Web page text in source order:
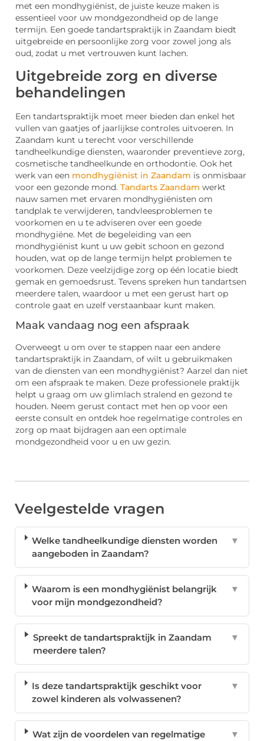
met een mondhygiënist, de juiste keuze maken is
essentieel voor uw mondgezondheid op de lange
termijn. Een goede tandartspraktijk in Zaandam biedt
uitgebreide en persoonlijke zorg voor zowel jong als
oud, zodat u met vertrouwen kunt lachen.
Uitgebreide zorg en diverse
behandelingen
Een tandartspraktijk moet meer bieden dan enkel het
vullen van gaatjes of jaarlijkse controles uitvoeren. In
Zaandam kunt u terecht voor verschillende
tandheelkundige diensten, waaronder preventieve zorg,
cosmetische tandheelkunde en orthodontie. Ook het
werk van een mondhygiënist in Zaandam is onmisbaar
voor een gezonde mond. Tandarts Zaandam werkt
nauw samen met ervaren mondhygiënisten om
tandplak te verwijderen, tandvleesproblemen te
voorkomen en u te adviseren over een goede
mondhygiëne. Met de begeleiding van een
mondhygiënist kunt u uw gebit schoon en gezond
houden, wat op de lange termijn helpt problemen te
voorkomen. Deze veelzijdige zorg op één locatie biedt
gemak en gemoedsrust. Tevens spreken hun tandartsen
meerdere talen, waardoor u met een gerust hart op
controle gaat en uzelf verstaanbaar kunt maken.
Maak vandaag nog een afspraak
Overweegt u om over te stappen naar een andere
tandartspraktijk in Zaandam, of wilt u gebruikmaken
van de diensten van een mondhygiënist? Aarzel dan niet
om een afspraak te maken. Deze professionele praktijk
helpt u graag om uw glimlach stralend en gezond te
houden. Neem gerust contact met hen op voor een
eerste consult en ontdek hoe regelmatige controles en
zorg op maat bijdragen aan een optimale
mondgezondheid voor u en uw gezin.
Veelgestelde vragen
Welke tandheelkundige diensten worden
aangeboden in Zaandam?
▼
Waarom is een mondhygiënist belangrijk
voor mijn mondgezondheid?
▼
Spreekt de tandartspraktijk in Zaandam
meerdere talen?
▼
Is deze tandartspraktijk geschikt voor
zowel kinderen als volwassenen?
▼
Wat zijn de voordelen van regelmatige
▼